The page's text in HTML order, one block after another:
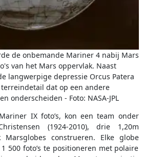
de onbemande Mariner 4 nabij Mars
van het Mars oppervlak. Naast
langwerpige depressie Orcus Patera
dat op een andere
onderscheiden - Foto: NASA-JPL
IX foto’s, kon een team onder
(1924-2010), drie 1,20m
Marsglobes construeren. Elke globe
500 foto’s te positioneren met polaire